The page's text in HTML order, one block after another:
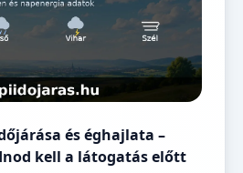
és éghajlata –
kell a látogatás előtt